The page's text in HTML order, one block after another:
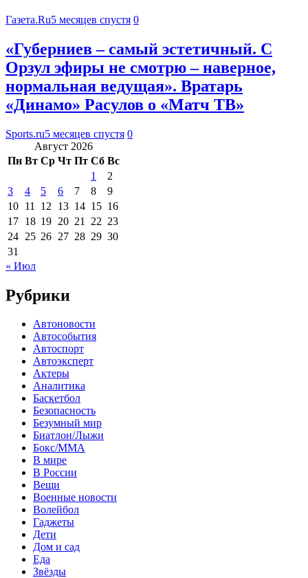
Газета.Ru5 месяцев спустя 0
«Губерниев – самый эстетичный. С
Орзул эфиры не смотрю – наверное,
нормальная ведущая». Вратарь
«Динамо» Расулов о «Матч ТВ»
Sports.ru5 месяцев спустя 0
Август 2026
Пн Вт Ср Чт Пт Сб Вс
1
2
3
4 5 6 7 8
9
10 11 12 13 14 15 16
17 18 19 20 21 22 23
24 25 26 27 28 29 30
31
« Июл
Рубрики
Автоновости
Автособытия
Автоспорт
Автоэксперт
Актеры
Аналитика
Баскетбол
Безопасность
Безумный мир
Биатлон/Лыжи
Бокс/MMA
В мире
В России
Вещи
Военные новости
Волейбол
Гаджеты
Дети
Дом и сад
Еда
Звёзды